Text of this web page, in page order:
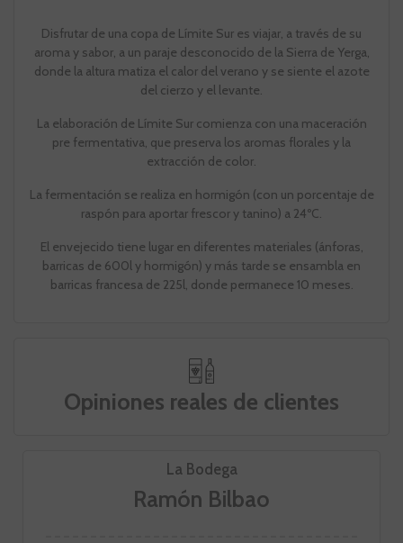
La Bodega
Ramón Bilbao
Disfrutar de una copa de Límite Sur es viajar, a través de su
aroma y sabor, a un paraje desconocido de la Sierra de Yerga,
donde la altura matiza el calor del verano y se siente el azote
del cierzo y el levante.
La elaboración de Límite Sur comienza con una maceración
pre fermentativa, que preserva los aromas florales y la
extracción de color.
La fermentación se realiza en hormigón (con un porcentaje de
raspón para aportar frescor y tanino) a 24ºC.
El envejecido tiene lugar en diferentes materiales (ánforas,
barricas de 600l y hormigón) y más tarde se ensambla en
barricas francesa de 225l, donde permanece 10 meses.
Opiniones reales de clientes